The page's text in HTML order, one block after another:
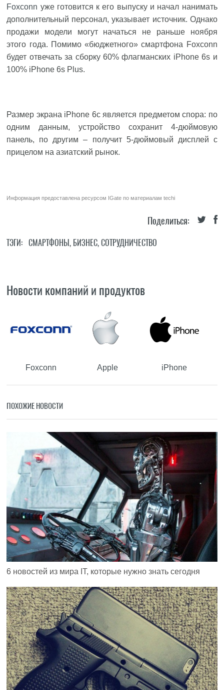
Foxconn уже готовится к его выпуску и начал нанимать
дополнительный персонал, указывает источник. Однако
продажи модели могут начаться не раньше ноября
этого года. Помимо «бюджетного» смартфона Foxconn
будет отвечать за сборку 60% флагманских iPhone 6s и
100% iPhone 6s Plus.
Размер экрана iPhone 6c является предметом спора: по
одним данным, устройство сохранит 4-дюймовую
панель, по другим – получит 5-дюймовый дисплей c
прицелом на азиатский рынок.
Информация предоставлена ресурсом IGate по материаламtechi
Поделиться:
ТЭГИ: СМАРТФОНЫ, БИЗНЕС,СОТРУДНИЧЕСТВО
Новости компаний и продуктов
Foxconn Apple iPhone
ПОХОЖИЕ НОВОСТИ
6 новостей из мира IT, которые нужно знать сегодня